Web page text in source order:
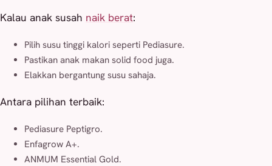
Kalau anak susah naik berat:
Pilih susu tinggi kalori seperti Pediasure.
Pastikan anak makan solid food juga.
Elakkan bergantung susu sahaja.
Antara pilihan terbaik:
Pediasure Peptigro.
Enfagrow A+.
ANMUM Essential Gold.